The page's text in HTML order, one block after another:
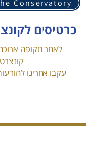
Conservatory
כרטיסים
לאחר תקופה ארוכה
עקבו אחרינו